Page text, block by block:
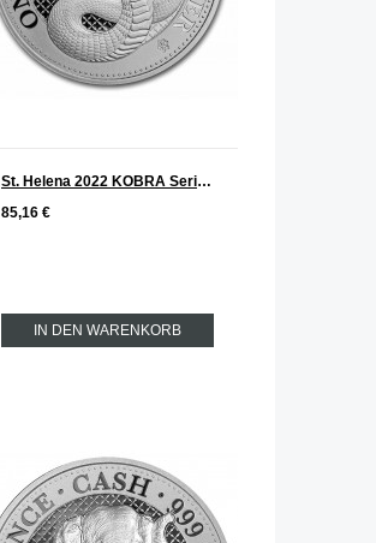
St. Helena 2022 KOBRA Serie Cash India Wildlife Silber 1 oz
85,16 €
IN DEN WARENKORB